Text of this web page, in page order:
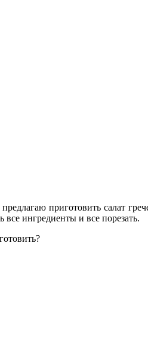
приготовить салат
все ингредиенты и все порезать.